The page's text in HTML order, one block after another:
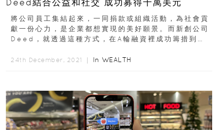
Deed結合公益和社交 成功募得千萬美元
將公司員工集結起來，一同捐款或組織活動，為社會貢
獻一份心力，是企業都想實現的美好願景。而新創公司
Deed，就透過這種方式，在A輪融資裡成功籌措到
24th December, 2021 ｜ In WEALTH